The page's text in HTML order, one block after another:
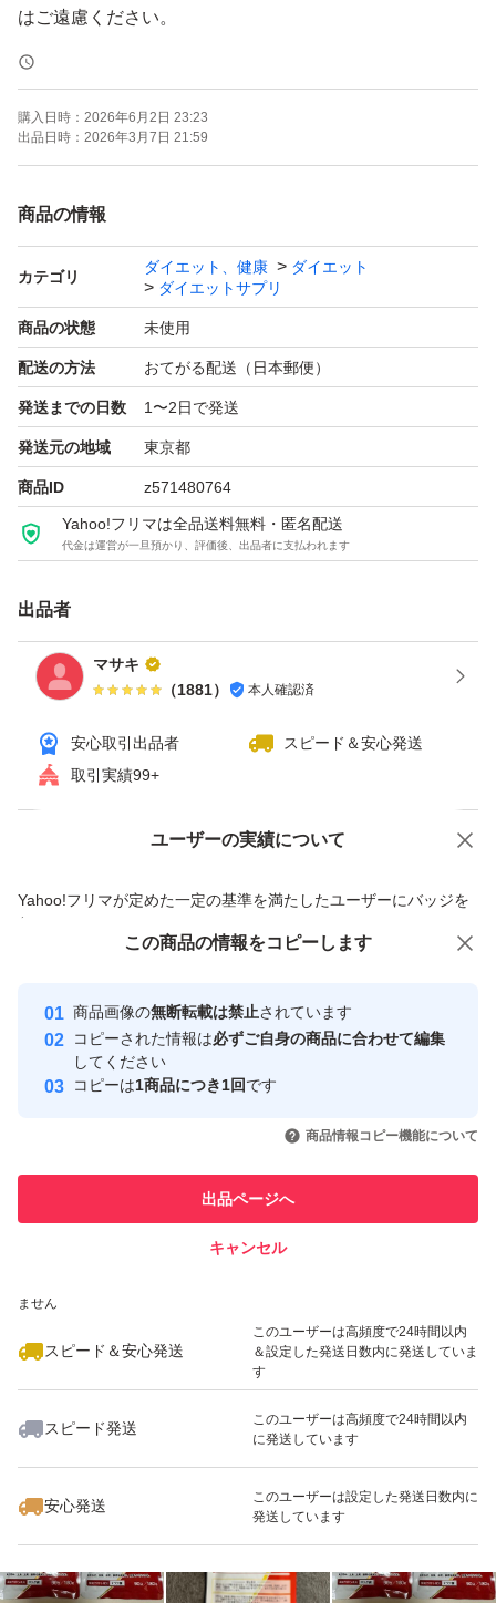
はご遠慮ください。
購入日時： 2026年6月2日 23:23
出品日時： 2026年3月7日 21:59
商品の情報
カテゴリ
ダイエット、健康
ダイエット
ダイエットサプリ
商品の状態 未使用
配送の方法 おてがる配送（日本郵便）
発送までの日数 1〜2日で発送
発送元の地域 東京都
商品ID z571480764
Yahoo!フリマは全品送料無料・匿名配送
代金は運営が一旦預かり、評価後、出品者に支払われます
出品者
マサキ
（1881） 本人確認済
安心取引出品者
スピード＆安心発送
取引実績99+
ユーザーの実績について
Yahoo!フリマが定めた一定の基準を満たしたユーザーにバッジを
付与しています
安心取引出品者
心・安全なユーザーです
取引実績
引を完了させた実績があります
での取引実績があります
ません
スピード＆安心発送
このユーザーは高頻度で24時間以内
＆設定した発送日数内に発送していま
す
スピード発送
このユーザーは高頻度で24時間以内
に発送しています
安心発送
このユーザーは設定した発送日数内に
発送しています
価格の相談 商品への質問
この商品の情報をコピーします
商品画像の無断転載は禁止されています
コピーされた情報は必ずご自身の商品に合わせて編集
してください
コピーは1商品につき1回です
商品情報コピー機能について
出品ページへ
キャンセル
この商品をみている人にオススメ
いいね！
2,750